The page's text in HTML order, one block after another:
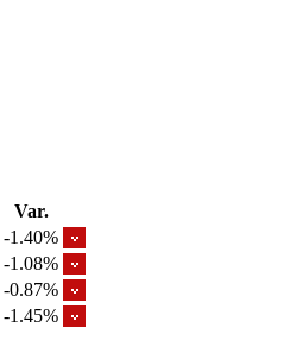
Var.
-1.40%
-1.08%
-0.87%
-1.45%